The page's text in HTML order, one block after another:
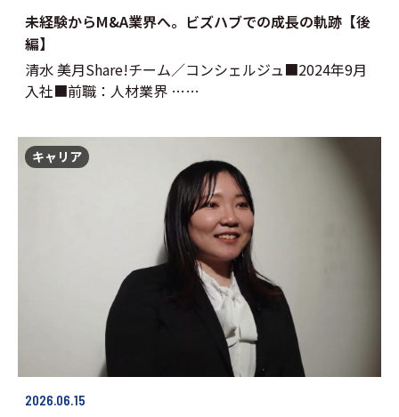
未経験からM&A業界へ。ビズハブでの成長の軌跡【後
編】
清水 美月Share!チーム／コンシェルジュ■2024年9月
入社■前職：人材業界 ……
2026.06.15
キャリア